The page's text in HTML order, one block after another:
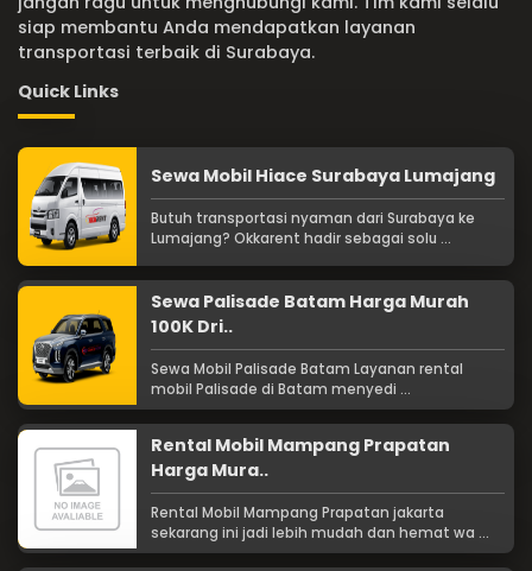
siap membantu Anda mendapatkan layanan
transportasi terbaik di Surabaya.
Quick Links
Sewa Mobil Hiace Surabaya Lumajang
Butuh transportasi nyaman dari Surabaya ke
Lumajang? Okkarent hadir sebagai solu ...
Sewa Palisade Batam Harga Murah
100K Dri..
Sewa Mobil Palisade Batam Layanan rental
mobil Palisade di Batam menyedi ...
Rental Mobil Mampang Prapatan
Harga Mura..
Rental Mobil Mampang Prapatan jakarta
sekarang ini jadi lebih mudah dan hemat wa ...